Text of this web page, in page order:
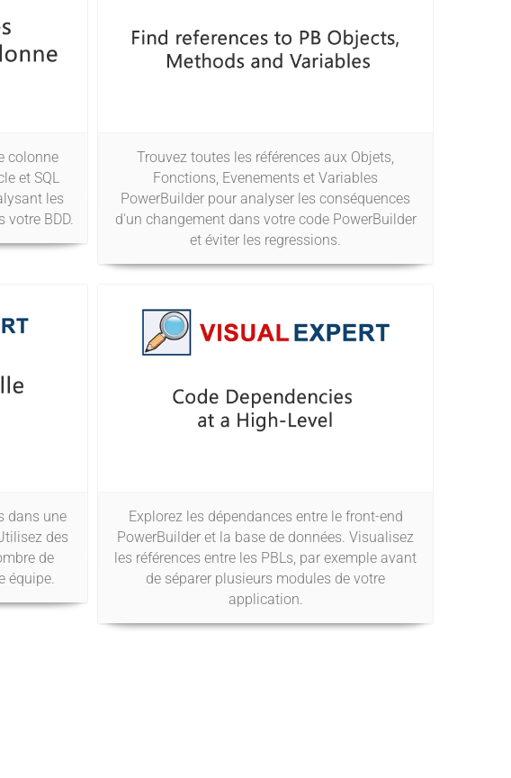
colonne
et SQL
les
votre BDD.
Trouvez toutes les références aux Objets,
Fonctions, Evenements et Variables
PowerBuilder pour analyser les conséquences
d'un changement dans votre code PowerBuilder
et éviter les regressions.
dans une
des
de
équipe.
Explorez les dépendances entre le front-end
PowerBuilder et la base de données. Visualisez
les références entre les PBLs, par exemple avant
de séparer plusieurs modules de votre
application.